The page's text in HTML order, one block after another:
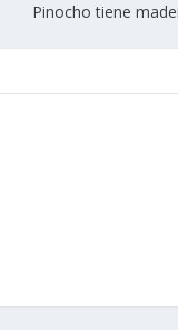
Pinocho tiene